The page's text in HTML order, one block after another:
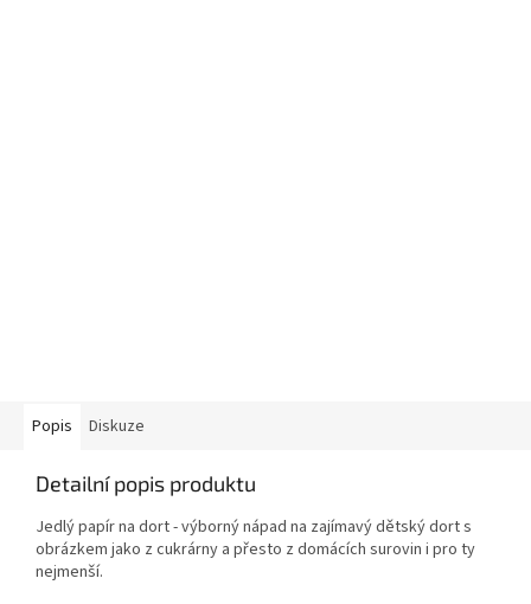
Popis Diskuze
Detailní popis produktu
Jedlý papír na dort - výborný nápad na zajímavý dětský dort s
obrázkem jako z cukrárny a přesto z domácích surovin i pro ty
nejmenší.